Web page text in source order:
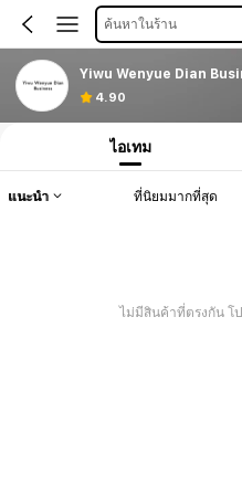
ค้นหาในร้าน
Yiwu Wenyue Dian
4.90
ไอเทม
แนะนำ ที่นิยมมากที่สุด
ไม่มีสินค้าที่ตรงกัน โ